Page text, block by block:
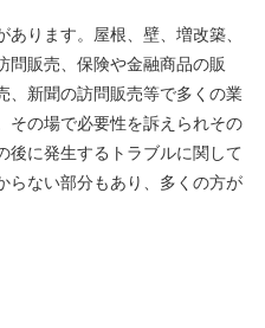
ります。屋根、壁、増改築、
問販売、保険や金融商品の販
、新聞の訪問販売等で多くの業
その場で必要性を訴えられその
後に発生するトラブルに関して
らない部分もあり、多くの方が